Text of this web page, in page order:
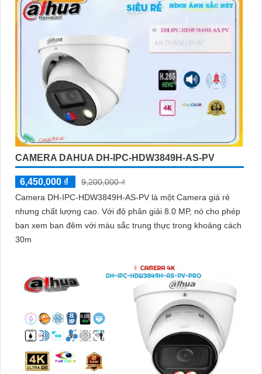
CAMERA DAHUA DH-IPC-HDW3849H-AS-PV
6,450,000 ₫
9,200,000 ₫
Camera DH-IPC-HDW3849H-AS-PV là một Camera giá rẻ
nhưng chất lượng cao. Với độ phân giải 8.0 MP, nó cho phép
bạn xem ban đêm với màu sắc trung thực trong khoảng cách
30m